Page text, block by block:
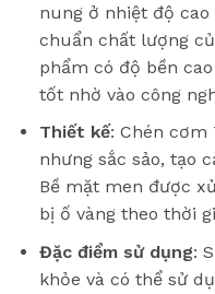
nung ở nhiệt độ cao
chuẩn chất lượng
phẩm có độ bền
tốt nhờ vào công
Thiết kế: Chén cơm
nhưng sắc sảo, tạo
Bề mặt men được
bị ố vàng theo thời
Đặc điểm sử dụng:
khỏe và có thể sử